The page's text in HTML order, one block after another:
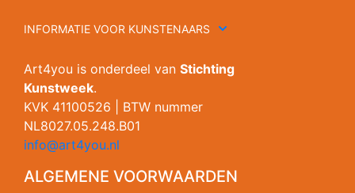
INFORMATIE VOOR KUNSTENAARS
Art4you is onderdeel van Stichting
Kunstweek.
KVK 41100526 | BTW nummer
NL8027.05.248.B01
info@art4you.nl
ALGEMENE VOORWAARDEN